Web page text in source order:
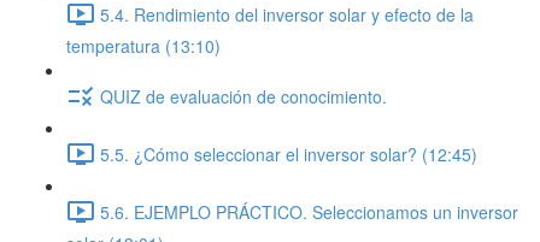
5.4. Rendimiento del inversor solar y efecto de la
temperatura (13:10)
QUIZ de evaluación de conocimiento.
5.5. ¿Cómo seleccionar el inversor solar? (12:45)
5.6. EJEMPLO PRÁCTICO. Seleccionamos un inversor